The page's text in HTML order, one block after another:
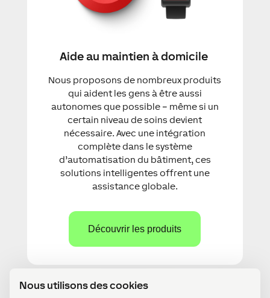
Nous utilisons des cookies
Nous utilisons des cookies pour garantir le bon
fluide. Certains cookies sont techniquement nécessaires,
Aide au maintien à domicile
Nous proposons de nombreux produits
qui aident les gens à être aussi
autonomes que possible – même si un
certain niveau de soins devient
nécessaire. Avec une intégration
complète dans le système
d’automatisation du bâtiment, ces
solutions intelligentes offrent une
assistance globale.
Découvrir les produits